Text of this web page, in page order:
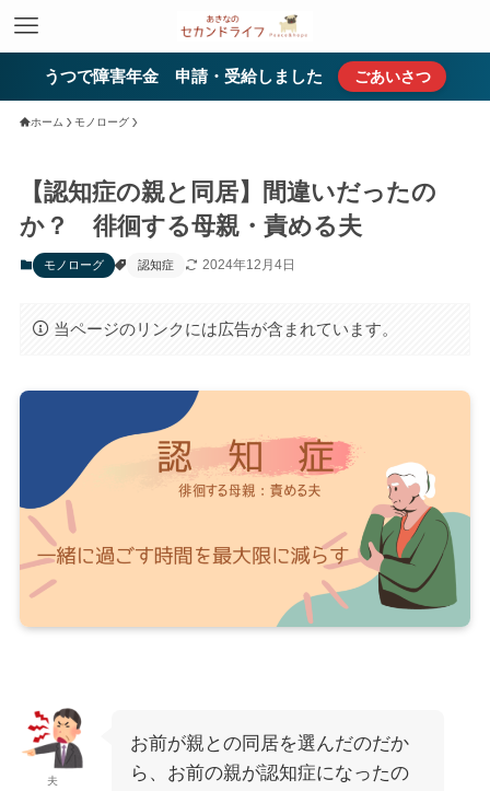
うつで障害年金 申請・受給しました ごあいさつ
ホーム モノローグ
【認知症の親と同居】間違いだったの
か？ 徘徊する母親・責める夫
モノローグ 認知症 2024年12月4日
当ページのリンクには広告が含まれています。
夫
お前が親との同居を選んだのだか
ら、お前の親が認知症になったの